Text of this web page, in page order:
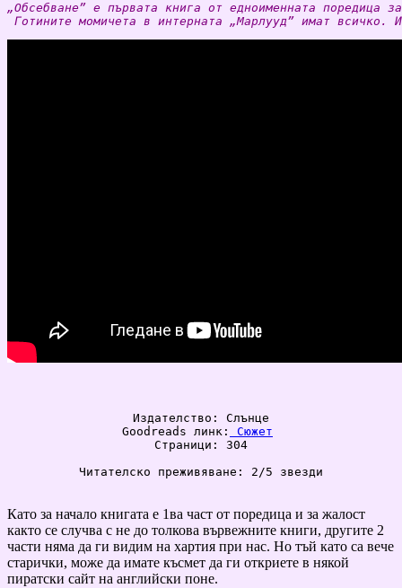
„Обсебване” е първата книга от едноименната
Готините момичета в интерната „Марлууд” имат
Издателство: Слънце
Goodreads линк:
Сюжет
Страници: 304
Читателско преживяване: 2/5 звезди
Като за начало книгата е 1ва част от поредица и за жалост
както се случва с не до толкова вървежните книги, другите 2
части няма да ги видим на хартия при нас. Но тъй като са вече
старички, може да имате късмет да ги откриете в някой
пиратски сайт на английски поне.